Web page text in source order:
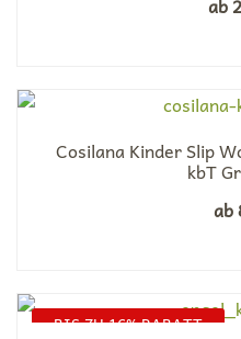
Cosilana Kinder Slip
kbT
ab
BIS ZU 16% RABATT